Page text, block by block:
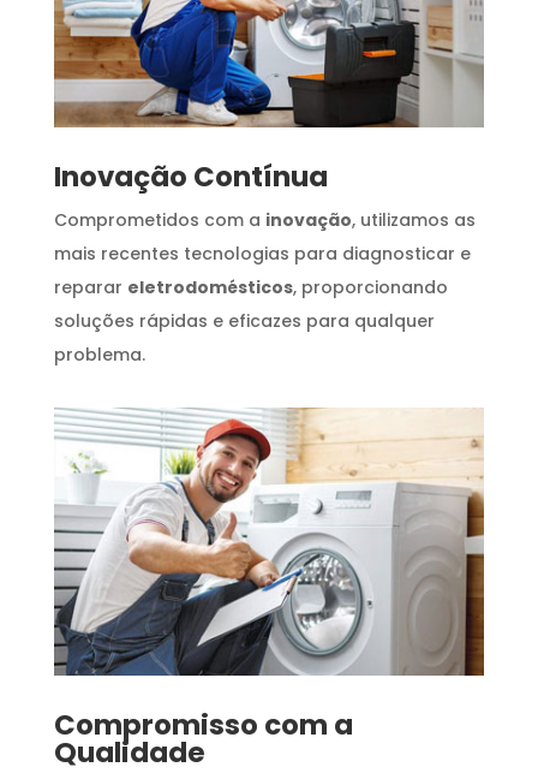
Inovação Contínua
Comprometidos com a inovação, utilizamos as
mais recentes tecnologias para diagnosticar e
reparar eletrodomésticos, proporcionando
soluções rápidas e eficazes para qualquer
problema.
Compromisso com a
Qualidade